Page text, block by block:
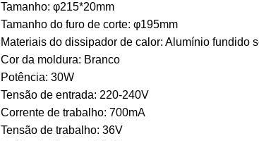
Tamanho: φ215*20mm
Tamanho do furo de corte: φ195mm
Materiais do dissipador de calor: Alumínio fundido
Cor da moldura: Branco
Potência: 30W
Tensão de entrada: 220-240V
Corrente de trabalho: 700mA
Tensão de trabalho: 36V